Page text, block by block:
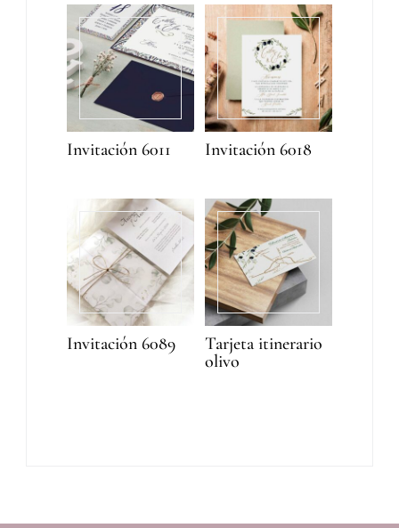
Invitación 6011 Invitación 6018
Invitación 6089
Tarjeta itinerario
olivo